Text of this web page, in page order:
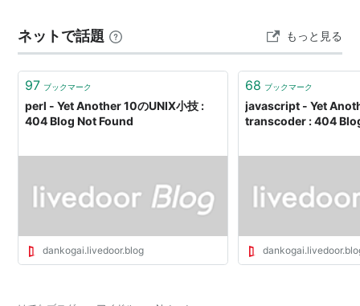
メンバー
名前 ふりがな 生年月日 所属
大島
優子
おおしま・
ゆうこ
Yuko_Oshima
1988年10
太田プロダ
クション
指原
さしはら・
Rino_Sashihara
1992年11
太田プロダ
きたはら・
Rie_Kitahara
太田プロダ
横山
由依
よこやま・
ゆい
Yui_Yokoyama
1992年12
月8日
AKS
ネットで話題 もっと見る
97 ブックマーク
perl - Yet Another 10のUNIX小技 :
404 Blog Not Found
dankogai.livedoor.blog
68 ブックマーク
javascript - Yet
transcoder : 404